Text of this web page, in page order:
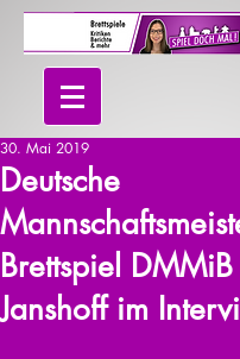
Deutsche
Brettspiel DMMiB
Janshoff im
30. Mai 2019